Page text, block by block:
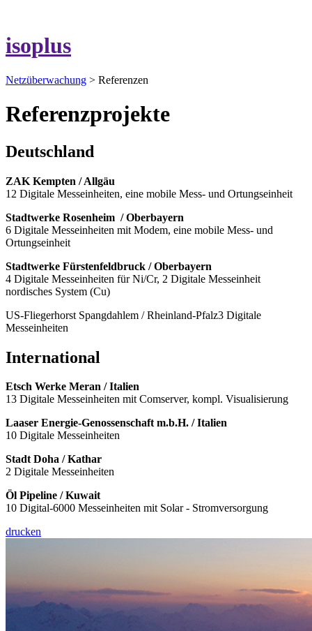
isoplus
Netzüberwachung > Referenzen
Referenzprojekte
Deutschland
ZAK Kempten / Allgäu
12 Digitale Messeinheiten, eine mobile Mess- und Ortungseinheit
Stadtwerke Rosenheim / Oberbayern
6 Digitale Messeinheiten mit Modem, eine mobile Mess- und
Ortungseinheit
Stadtwerke Fürstenfeldbruck / Oberbayern
4 Digitale Messeinheiten für Ni/Cr, 2 Digitale Messeinheit
nordisches System (Cu)
US-Fliegerhorst Spangdahlem / Rheinland-Pfalz3 Digitale
Messeinheiten
International
Etsch Werke Meran / Italien
13 Digitale Messeinheiten mit Comserver, kompl. Visualisierung
Laaser Energie-Genossenschaft m.b.H. / Italien
10 Digitale Messeinheiten
Stadt Doha / Kathar
2 Digitale Messeinheiten
Öl Pipeline / Kuwait
10 Digital-6000 Messeinheiten mit Solar - Stromversorgung
drucken